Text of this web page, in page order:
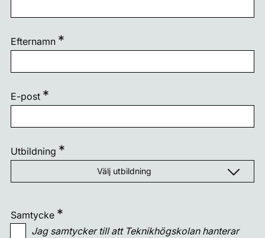
Efternamn
E-post
Utbildning
Välj utbildning
Alla utbildningar
El och energi
Samtycke
Jag samtycker till att Teknikhögskolan hanterar